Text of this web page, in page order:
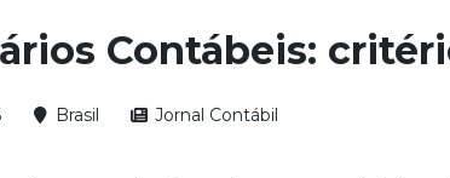
Contábeis:
Brasil Jornal Contábil